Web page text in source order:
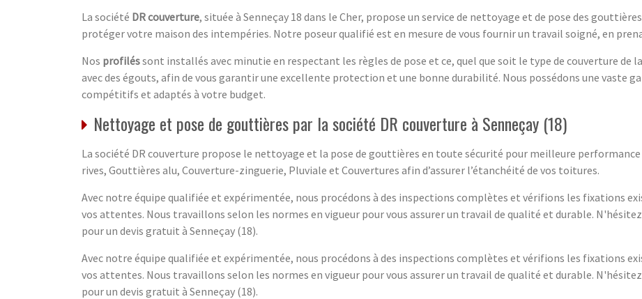
La société DR couverture, située à Senneçay 18 dans le Cher, propose un service de nettoyage et de pose des
protéger votre maison des intempéries. Notre poseurqualifié est en mesure de vous fournir un travail soigné, en
Nos profiléssont installés avec minutie en respectant les règles de pose et ce, quel que soit le type de couverture
avec des égouts, afin de vous garantir une excellente protection et une bonne durabilité. Nous possédons une vaste
compétitifs et adaptés à votre budget.
Nettoyage et pose de gouttières par la société DR couverture à Senneçay (18)
La société DR couverture propose le nettoyage et la pose de gouttières en toute sécurité pour meilleure performance
rives, Gouttières alu, Couverture-zinguerie, Pluviale et Couvertures afin d’assurer l’étanchéité de vos toitures.
Avec notre équipe qualifiée et expérimentée, nous procédons à des inspections complètes et vérifions les fixations
vos attentes. Nous travaillons selon les normes en vigueur pour vous assurer un travail de qualité et durable.
pour un devis gratuit à Senneçay (18).
Avec notre équipe qualifiée et expérimentée, nous procédons à des inspections complètes et vérifions les fixations
vos attentes. Nous travaillons selon les normes en vigueur pour vous assurer un travail de qualité et durable.
pour un devis gratuit à Senneçay (18).